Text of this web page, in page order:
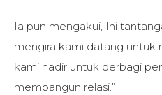
Ia pun mengakui, Ini
mengira kami datang untuk
kami hadir untuk berbagi
membangun relasi.”